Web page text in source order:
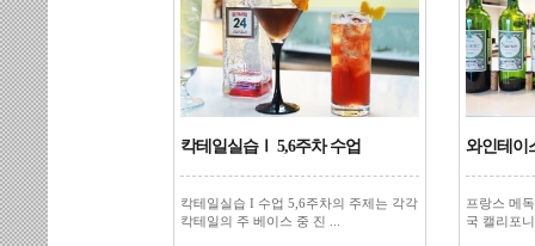
칵테일실습Ⅰ 5,6주차 수업
칵테일실습 I 수업 5,6주차의 주제는 각각
칵테일의 주 베이스 중 진 ...
와인테이
프랑스 메
국 캘리포